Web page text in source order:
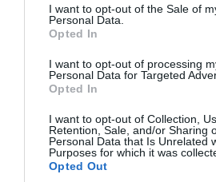
consent section.
I want to opt-out of the Sale of
Personal Data.
Opted In
I want to opt-out of processing
Personal Data for Targeted
Opted In
I want to opt-out of Collection,
Retention, Sale, and/or Sharing
Personal Data that Is Unrelated
Purposes for which it was
Opted Out
g, Lipides : 17.5 g
Prix de